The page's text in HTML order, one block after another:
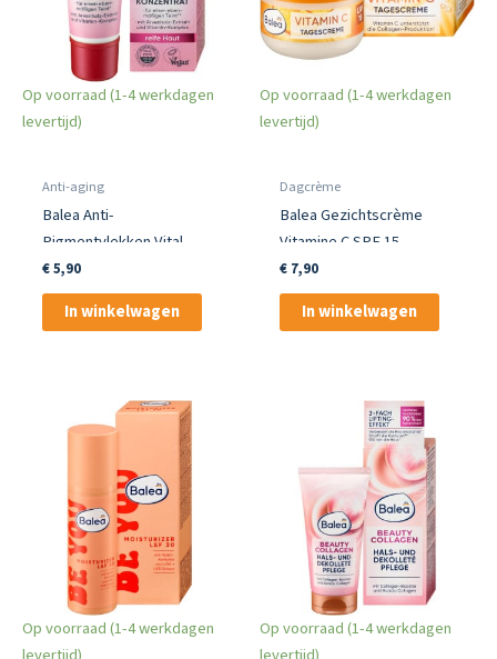
Op voorraad (1-4 werkdagen
levertijd)
Anti-aging
Balea Anti-
Pigmentvlekken Vital
Concentraat
€5,90
In winkelwagen
Op voorraad (1-4 werkdagen
levertijd)
Dagcrème
Balea Gezichtscrème
Vitamine C SPF 15
€7,90
In winkelwagen
Op voorraad (1-4 werkdagen
Op voorraad (1-4 werkdagen